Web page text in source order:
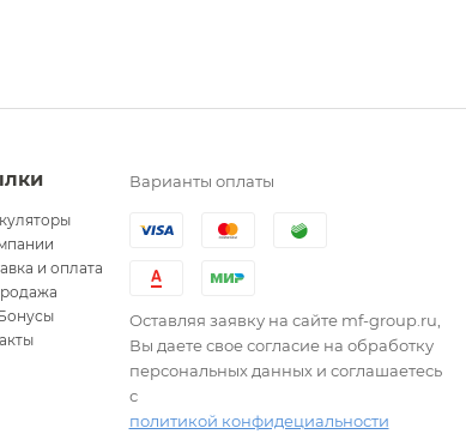
и оплата
Варианты оплаты
Оставляя заявку на сайте mf-group.ru,
Вы даете свое согласие на обработку
персональных данных и соглашаетесь
с
политикой конфидециальности